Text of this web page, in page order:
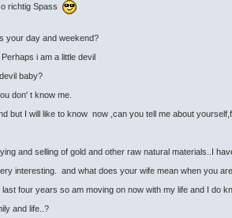
richtig Spass
your day and weekend?
i am a little devil
baby?
don' t know me.
but I will like to know now ,can you tell me about
and selling of gold and other raw natural materials..I
interesting. and what does your wife mean when you
four years so am moving on now with my life and I do
and life..?